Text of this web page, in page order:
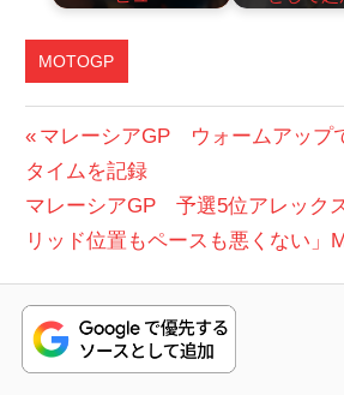
MOTOGP
投
稿
ナ
ビ
ゲ
ー
前
の
投
稿:
マレーシアGP ウォームアップ
タイムを記録
次
の
稿:
マレーシアGP 予選5位アレック
リッド位置もペースも悪くない」